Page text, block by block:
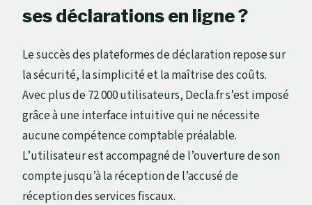
ses déclarations en ligne ?
Le succès des plateformes de déclaration repose sur
la sécurité, la simplicité et la maîtrise des coûts.
Avec plus de 72 000 utilisateurs, Decla.fr s’est imposé
grâce à une interface intuitive qui ne nécessite
aucune compétence comptable préalable.
L’utilisateur est accompagné de l’ouverture de son
compte jusqu’à la réception de l’accusé de
réception des services fiscaux.